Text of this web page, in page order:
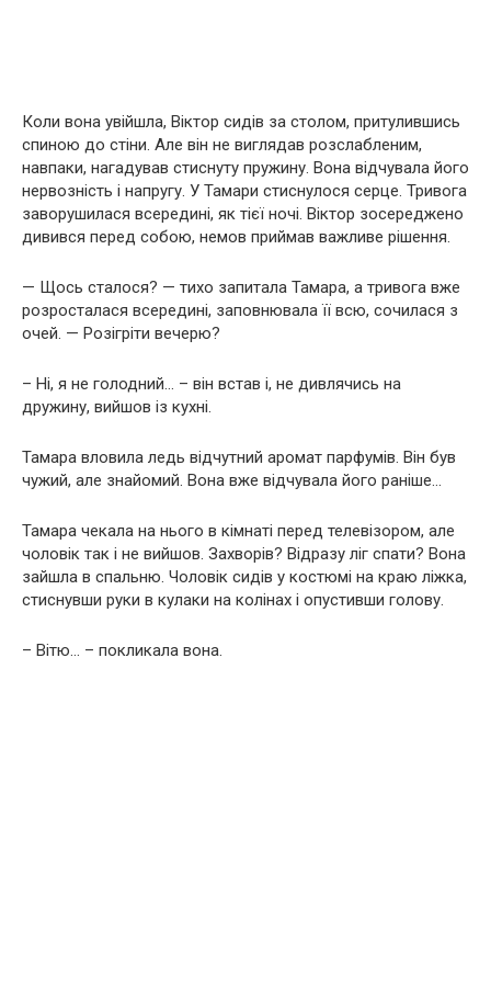
Коли вона увійшла, Віктор сидів за столом, притулившись
спиною до стіни. Але він не виглядав розслабленим,
навпаки, нагадував стиснуту пружину. Вона відчувала його
нервозність і напругу. У Тамари стиснулося серце. Тривога
заворушилася всередині, як тієї ночі. Віктор зосереджено
дивився перед собою, немов приймав важливе рішення.
— Щось сталося? — тихо запитала Тамара, а тривога вже
розросталася всередині, заповнювала її всю, сочилася з
очей. — Розігріти вечерю?
– Ні, я не голодний… – він встав і, не дивлячись на
дружину, вийшов із кухні.
Тамара вловила ледь відчутний аромат парфумів. Він був
чужий, але знайомий. Вона вже відчувала його раніше…
Тамара чекала на нього в кімнаті перед телевізором, але
чоловік так і не вийшов. Захворів? Відразу ліг спати? Вона
зайшла в спальню. Чоловік сидів у костюмі на краю ліжка,
стиснувши руки в кулаки на колінах і опустивши голову.
– Вітю… – покликала вона.